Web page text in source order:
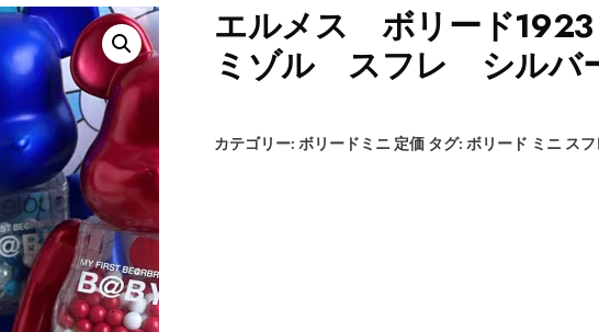
エルメス ボリード
ミゾル スフレ シルバ
カテゴリー: ボリードミニ 定価 タグ: ボリード ミニ スフ